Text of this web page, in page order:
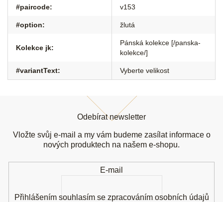
#paircode: v153
#option: žlutá
Kolekce jk:
Pánská kolekce [/panska-
kolekce/]
#variantText: Vyberte velikost
Odebírat newsletter
Vložte svůj e-mail a my vám budeme zasílat informace o
nových produktech na našem e-shopu.
E-mail
Přihlášením souhlasím se zpracováním osobních údajů